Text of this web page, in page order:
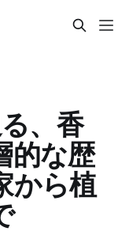
、香
的な歴
から植